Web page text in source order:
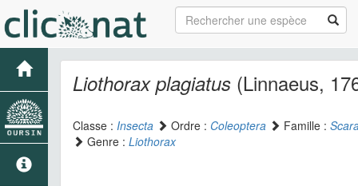
Liothorax plagiatus (Linnaeus,
Classe : Insecta Ordre : Coleoptera Famille :
Genre : Liothorax